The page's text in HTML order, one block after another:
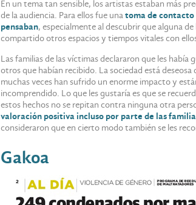
En un tema tan sensible, los artistas estaban más
de la audiencia. Para ellos fue unatoma de contacto
pensaban, especialmente al descubrir que alguna
compartido otros espacios y tiempos vitales con
Las familias de las víctimas declararon que les
otros que habían recibido. La sociedad está
muchas veces han sufrido un enorme impacto y
incomprendido. Lo que les gustaría es que se
estos hechos no se repitan contra ninguna otra
valoración positiva incluso por parte de las
consideraron que en cierto modo también se les
Gakoa